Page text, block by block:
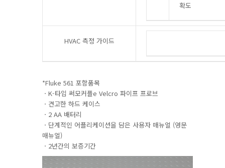
확도
HVAC 측정 가이드
*Fluke 561 포함품목
ㆍK-타입 써모커플e Velcro 파이프 프로브
ㆍ견고한 하드 케이스
ㆍ2 AA 배터리
ㆍ단계적인 어플리케이션을 담은 사용자 매뉴얼 (영문
매뉴얼)
ㆍ2년간의 보증기간